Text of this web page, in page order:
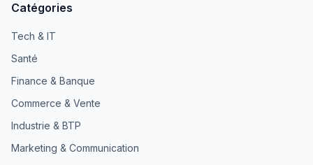
Catégories
Tech & IT
Santé
Finance & Banque
Commerce & Vente
Industrie & BTP
Marketing & Communication